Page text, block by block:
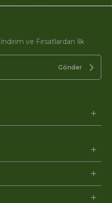
ve Fırsatlardan İlk
Gönder